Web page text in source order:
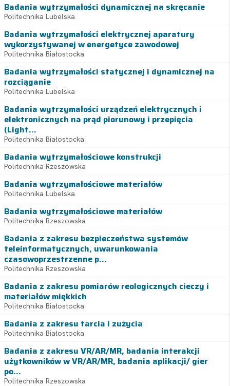
Badania wytrzymałości dynamicznej na skręcanie
Politechnika Lubelska
Badania wytrzymałości elektrycznej aparatury
wykorzystywanej w energetyce zawodowej
Politechnika Białostocka
Badania wytrzymałości statycznej i dynamicznej na
rozciąganie
Politechnika Lubelska
Badania wytrzymałości urządzeń elektrycznych i
elektronicznych na prąd piorunowy i przepięcia
(Light...
Politechnika Białostocka
Badania wytrzymałościowe konstrukcji
Politechnika Rzeszowska
Badania wytrzymałościowe materiałów
Politechnika Lubelska
Badania wytrzymałościowe materiałów
Politechnika Rzeszowska
Badania z zakresu bezpieczeństwa systemów
teleinformatycznych, uwarunkowania
czasowoprzestrzenne p...
Politechnika Rzeszowska
Badania z zakresu pomiarów reologicznych cieczy i
materiałów miękkich
Politechnika Białostocka
Badania z zakresu tarcia i zużycia
Politechnika Białostocka
Badania z zakresu VR/AR/MR, badania interakcji
użytkowników w VR/AR/MR, badania aplikacji/ gier
po...
Politechnika Rzeszowska